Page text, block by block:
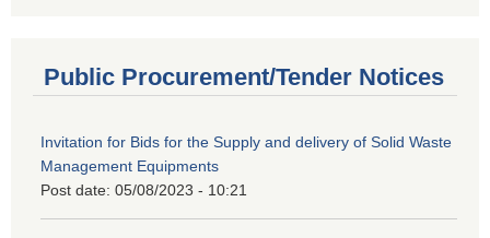
Public Procurement/Tender Notices
Invitation for Bids for the Supply and delivery of Solid Waste
Management Equipments
Post date: 05/08/2023 - 10:21